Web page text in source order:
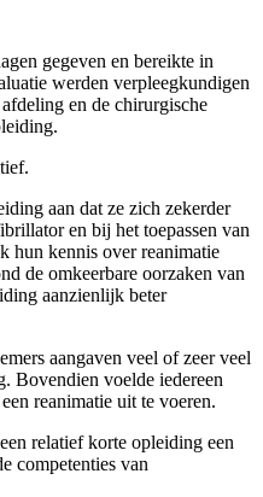
gegeven en bereikte in
werden verpleegkundigen
en de chirurgische
aan dat ze zich zekerder
en bij het toepassen van
hun kennis over reanimatie
de omkeerbare oorzaken van
aanzienlijk beter
aangaven veel of zeer veel
Bovendien voelde iedereen
reanimatie uit te voeren.
relatief korte opleiding een
competenties van